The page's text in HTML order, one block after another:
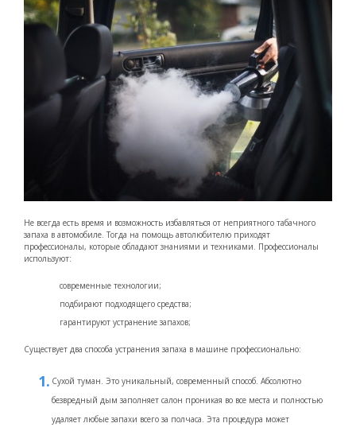
Не всегда есть время и возможность избавляться от неприятного табачного
запаха в автомобиле. Тогда на помощь автолюбителю приходят
профессионалы, которые обладают знаниями и техниками. Профессионалы
используют:
современные технологии;
подбирают подходящего средства;
гарантируют устранение запахов;
Существует два способа устранения запаха в машине профессионально:
Сухой туман. Это уникальный, современный способ. Абсолютно
безвредный дым заполняет салон проникая во все места и полностью
удаляет любые запахи всего за полчаса. Эта процедура может